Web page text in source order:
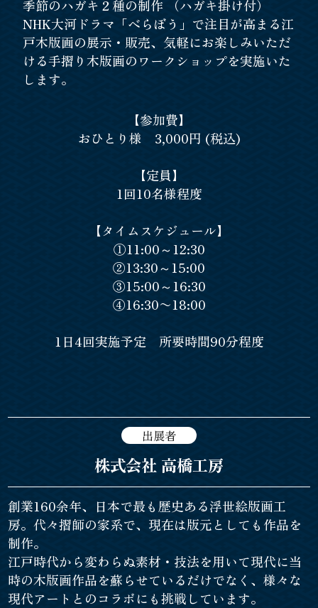
季節のハガキ２種の制作 （ハガキ掛け付）
NHK大河ドラマ「べらぼう」で注目が高まる江
戸木版画の展示・販売、気軽にお楽しみいただ
ける手摺り木版画のワークショップを実施いた
します。
【参加費】
おひとり様 3,000円 (税込)
【定員】
1回10名様程度
【タイムスケジュール】
①11:00～12:30
②13:30～15:00
③15:00～16:30
④16:30〜18:00
1日4回実施予定 所要時間90分程度
出展者
株式会社 高橋工房
創業160余年、日本で最も歴史ある浮世絵版画工
房。代々摺師の家系で、現在は版元としても作品を
制作。
江戸時代から変わらぬ素材・技法を用いて現代に当
時の木版画作品を蘇らせているだけでなく、様々な
現代アートとのコラボにも挑戦しています。